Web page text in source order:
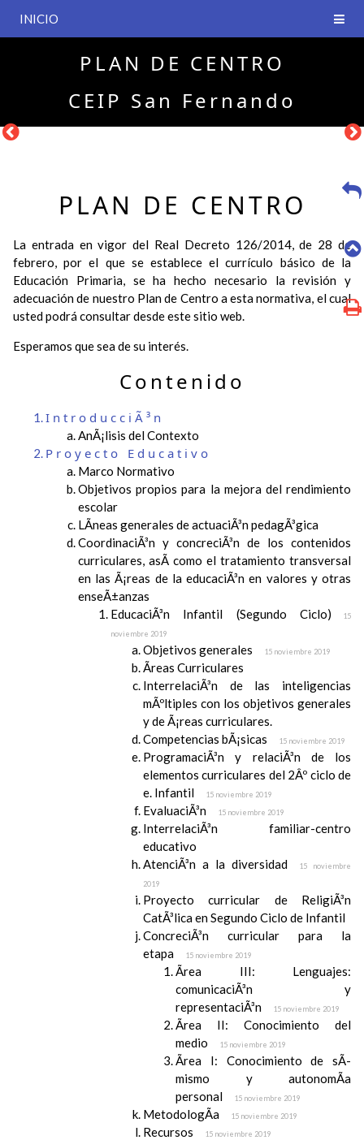
INICIO
PLAN DE CENTRO
CEIP San Fernando
PLAN DE CENTRO
La entrada en vigor del Real Decreto 126/2014, de 28 de
febrero, por el que se establece el currículo básico de la
Educación Primaria, se ha hecho necesario la revisión y
adecuación de nuestro Plan de Centro a esta normativa, el cual
usted podrá consultar desde este sitio web.
Esperamos que sea de su interés.
Contenido
IntroducciÃ³n
AnÃ¡lisis del Contexto
Proyecto Educativo
Marco Normativo
Objetivos propios para la mejora del rendimiento
escolar
LÃ­neas generales de actuaciÃ³n pedagÃ³gica
CoordinaciÃ³n y concreciÃ³n de los contenidos
curriculares, asÃ­ como el tratamiento transversal
en las Ã¡reas de la educaciÃ³n en valores y otras
enseÃ±anzas
EducaciÃ³n Infantil (Segundo Ciclo)
15
noviembre 2019
Objetivos generales 15 noviembre 2019
Ãreas Curriculares
InterrelaciÃ³n de las inteligencias
mÃºltiples con los objetivos generales
y de Ã¡reas curriculares.
Competencias bÃ¡sicas
15 noviembre 2019
ProgramaciÃ³n y relaciÃ³n de los
elementos curriculares del 2Âº ciclo de
e. Infantil
15 noviembre 2019
EvaluaciÃ³n 15 noviembre 2019
InterrelaciÃ³n familiar-centro
educativo
AtenciÃ³n a la diversidad
15 noviembre
2019
Proyecto curricular de ReligiÃ³n
CatÃ³lica en Segundo Ciclo de Infantil
ConcreciÃ³n curricular para la
etapa
15 noviembre 2019
Ãrea III: Lenguajes:
comunicaciÃ³n y
representaciÃ³n
15 noviembre 2019
Ãrea II: Conocimiento del
medio
15 noviembre 2019
Ãrea I: Conocimiento de sÃ­
mismo y autonomÃ­a
personal
15 noviembre 2019
MetodologÃ­a 15 noviembre 2019
Recursos 15 noviembre 2019